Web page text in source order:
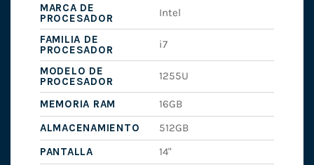
MARCA DE
PROCESADOR
Intel
FAMILIA DE
PROCESADOR
i7
MODELO DE
PROCESADOR
1255U
MEMORIA RAM
16GB
ALMACENAMIENTO
512GB
PANTALLA
14"